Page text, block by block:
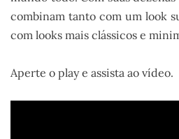
combinam tanto com um look
com looks mais clássicos e
Aperte o play e assista ao vídeo.